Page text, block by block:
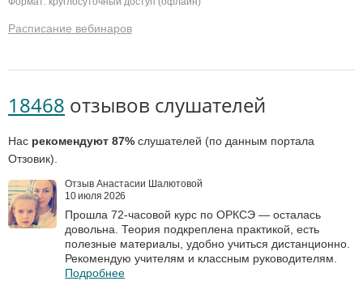
Расписание вебинаров
18468 отзывов слушателей
Нас рекомендуют 87% слушателей (по данным портала
Отзовик).
Отзыв Анастасии Шалютовой
10 июля 2026
Прошла 72‑часовой курс по ОРКСЭ — осталась
довольна. Теория подкреплена практикой, есть
полезные материалы, удобно учиться дистанционно.
Рекомендую учителям и классным руководителям.
Подробнее